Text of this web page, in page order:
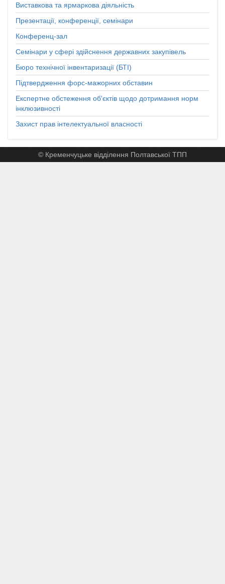
Виставкова та ярмаркова діяльність
Презентації, конференції, семінари
Конференц-зал
Семінари у сфері здійснення державних закупівель
Бюро технічної інвентаризації (БТІ)
Підтвердження форс-мажорних обставин
Експертне обстеження об'єктів щодо дотримання норм
інклюзивності
Захист прав інтелектуальної власності
© Кременчуцьке відділення Полтавської ТПП